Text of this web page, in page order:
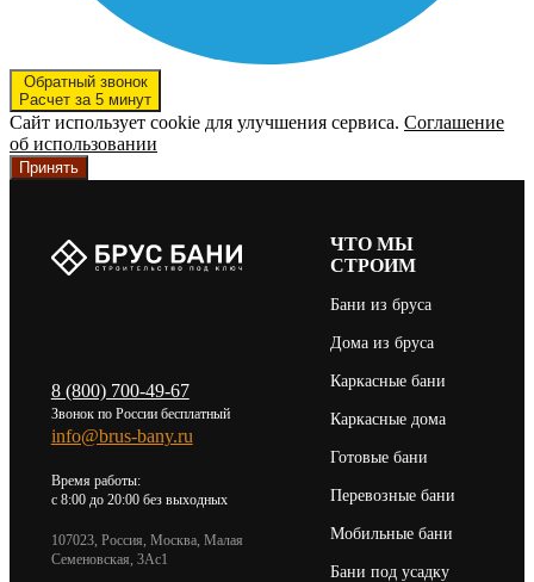
Обратный звонок
Расчет за 5 минут
Сайт использует cookie для улучшения сервиса. Соглашение
об использовании
Принять
8 (800) 700-49-67
Звонок по России бесплатный
info@brus-bany.ru
Время работы:
c 8:00 до 20:00 без выходных
107023, Россия, Москва, Малая
Семеновская, 3Ас1
ЧТО МЫ
СТРОИМ
Бани из бруса
Дома из бруса
Каркасные бани
Каркасные дома
Готовые бани
Перевозные бани
Мобильные бани
Бани под усадку